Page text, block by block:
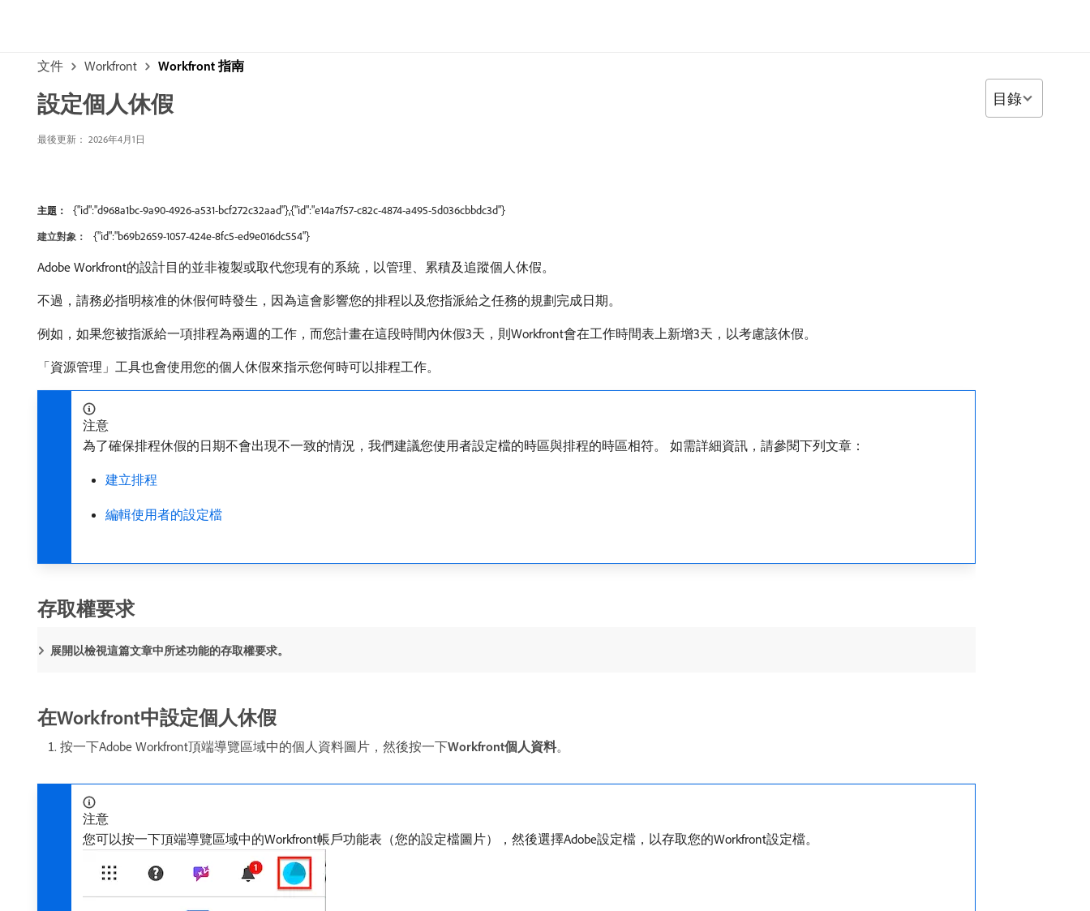
文件 Workfront Workfront 指南
設定個人休假
最後更新： 2026年4月1日
主題： {"id":"d968a1bc-9a90-4926-a531-bcf272c32aad"},{"id":"e14a7f57-c82c-4874-a495-5d036cbbdc3d"}
建立對象： {"id":"b69b2659-1057-424e-8fc5-ed9e016dc554"}
Adobe Workfront的設計目的並非複製或取代您現有的系統，以管理、累積及追蹤個人休假。
不過，請務必指明核准的休假何時發生，因為這會影響您的排程以及您指派給之任務的規劃完成日期。
例如，如果您被指派給一項排程為兩週的工作，而您計畫在這段時間內休假3天，則Workfront會在工作時間表上新增3天，以考慮該休假。
「資源管理」工具也會使用您的個人休假來指示您何時可以排程工作。
注意
為了確保排程休假的日期不會出現不一致的情況，我們建議您使用者設定檔的時區與排程的時區相符。 如需詳細資訊，請參閱下列文章：
建立排程
編輯使用者的設定檔
存取權要求
展開以檢視這篇文章中所述功能的存取權要求。
在Workfront中設定個人休假
按一下Adobe Workfront頂端導覽區域中的個人資料圖片，然後按一下​Workfront個人資料。
注意
您可以按一下頂端導覽區域中的Workfront帳戶功能表（您的設定檔圖片），然後選擇Adobe設定檔，以存取您的Workfront設定檔。
目錄